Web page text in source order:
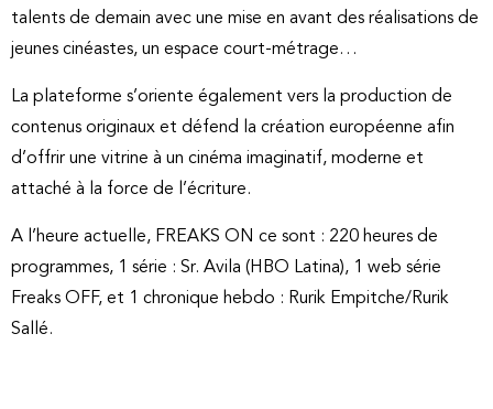
talents de demain avec une mise en avant des réalisations de
jeunes cinéastes, un espace court-métrage…
La plateforme s’oriente également vers la production de
contenus originaux et défend la création européenne afin
d’offrir une vitrine à un cinéma imaginatif, moderne et
attaché à la force de l’écriture.
A l’heure actuelle, FREAKS ON ce sont : 220 heures de
programmes, 1 série : Sr. Avila (HBO Latina), 1 web série
Freaks OFF, et 1 chronique hebdo : Rurik Empitche/Rurik
Sallé.